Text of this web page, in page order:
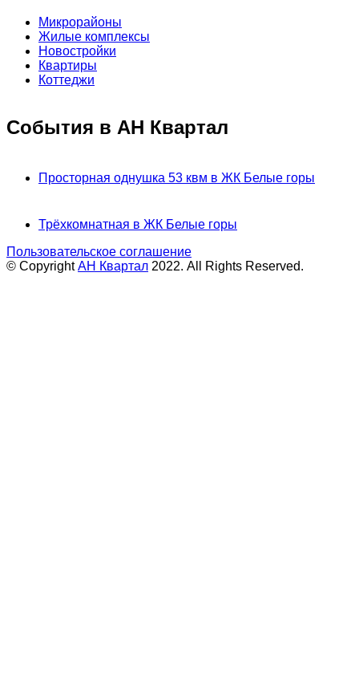
Микрорайоны
Жилые комплексы
Новостройки
Квартиры
Коттеджи
События в АН Квартал
Просторная однушка 53 квм в ЖК Белые горы
Трёхкомнатная в ЖК Белые горы
Пользовательское соглашение
© CopyrightАН Квартал 2022. All Rights Reserved.